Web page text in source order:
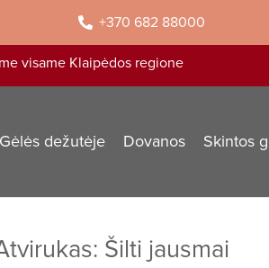
+370 682 88000
visame Klaipėdos regione
Gėlės dežutėje Dovanos Skintos
Šilti jausmai